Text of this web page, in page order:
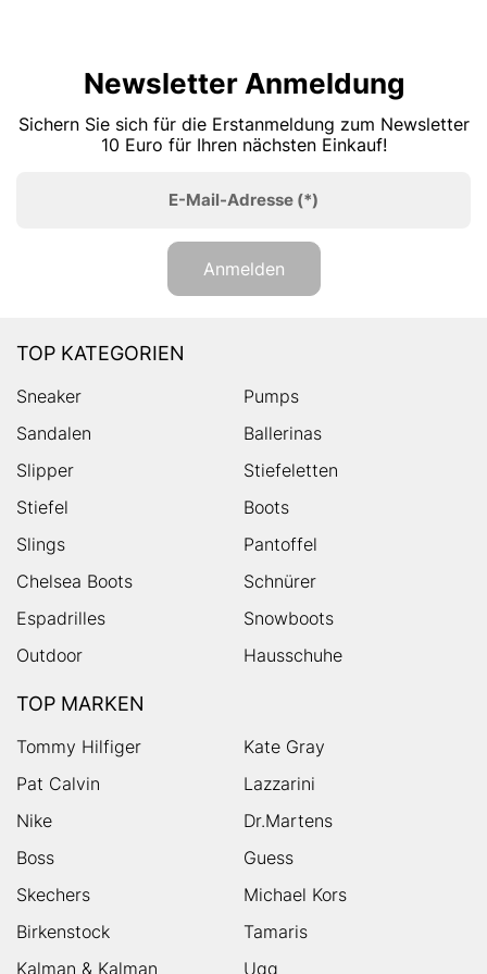
Newsletter Anmeldung
Sichern Sie sich für die Erstanmeldung zum Newsletter
10 Euro für Ihren nächsten Einkauf!
E-Mail-Adresse (*)
Anmelden
TOP KATEGORIEN
Sneaker
Pumps
Sandalen
Ballerinas
Slipper
Stiefeletten
Stiefel
Boots
Slings
Pantoffel
Chelsea Boots
Schnürer
Espadrilles
Snowboots
Outdoor
Hausschuhe
TOP MARKEN
Tommy Hilfiger
Kate Gray
Pat Calvin
Lazzarini
Nike
Dr.Martens
Boss
Guess
Skechers
Michael Kors
Birkenstock
Tamaris
Kalman & Kalman
Ugg